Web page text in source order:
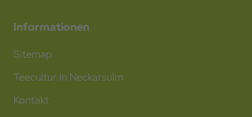
Informationen
Sitemap
Teecultur in Neckarsulm
Kontakt